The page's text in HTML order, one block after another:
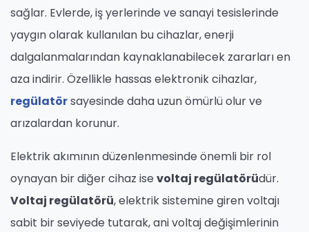
sağlar. Evlerde, iş yerlerinde ve sanayi tesislerinde
yaygın olarak kullanılan bu cihazlar, enerji
dalgalanmalarından kaynaklanabilecek zararları en
aza indirir. Özellikle hassas elektronik cihazlar,
regülatörsayesinde daha uzun ömürlü olur ve
arızalardan korunur.
Elektrik akımının düzenlenmesinde önemli bir rol
oynayan bir diğer cihaz ise voltaj regülatörüdür.
Voltaj regülatörü, elektrik sistemine giren voltajı
sabit bir seviyede tutarak, ani voltaj değişimlerinin